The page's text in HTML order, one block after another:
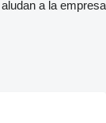
a la empresa